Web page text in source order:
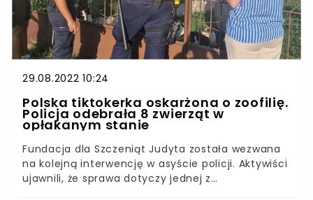
29.08.2022 10:24
Polska tiktokerka oskarżona o zoofilię.
Policja odebrała 8 zwierząt w
opłakanym stanie
Fundacja dla Szczeniąt Judyta została wezwana
na kolejną interwencję w asyście policji. Aktywiści
ujawnili, że sprawa dotyczy jednej z